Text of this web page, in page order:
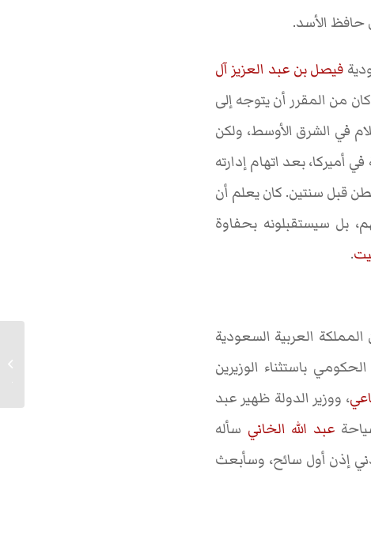
حافظ الأسد.
فيصل بن عبد العزيز آل
من المقرر أن يتوجه إلى
في الشرق الأوسط، ولكن
أميركا، بعد اتهام إدارته
قبل سنتين. كان يعلم أن
بل سيستقبلونه بحفاوة
.
العربية السعودية
باستثناء الوزيرين
، ووزير الدولة ظهير عبد
عبد الله الخاني سأله
إذن أول سائح، وسأبعث
الحرب